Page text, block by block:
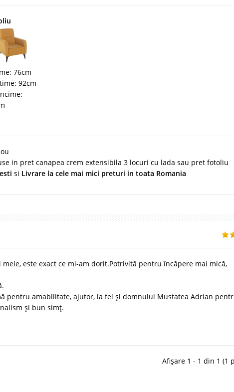
76cm
92cm
in pret canapea crem extensibila 3 locuri cu lada sau pret fotoliu
si Livrare la cele mai mici preturi in toata Romania
este exact ce mi-am dorit.Potrivită pentru încăpere mai mică,
pentru amabilitate, ajutor, la fel și domnului Mustatea Adrian
și bun simț.
Afișare 1 - 1 din 1 (1